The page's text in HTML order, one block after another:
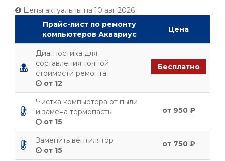
Цены актуальны на 10 авг 2026
Прайс-лист по ремонту
компьютеров Аквариус
Цена
Диагностика для
составления точной
стоимости ремонта
от 12
Бесплатно
Чистка компьютера от пыли
и замена термопасты
от 15
от 950 ₽
Заменить вентилятор
от 15
от 750 ₽